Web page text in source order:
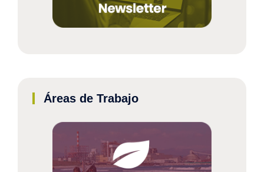
Áreas de Trabajo